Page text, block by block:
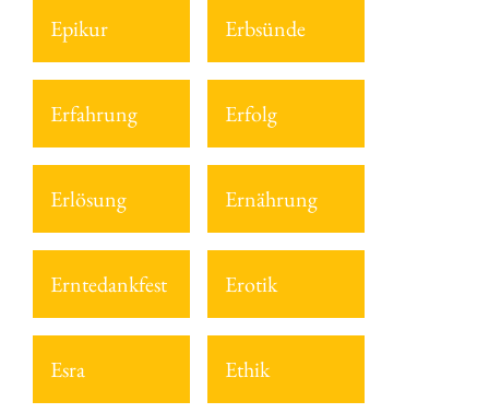
Epikur Erbsünde
Erfahrung Erfolg
Erlösung Ernährung
Erntedankfest Erotik
Esra Ethik